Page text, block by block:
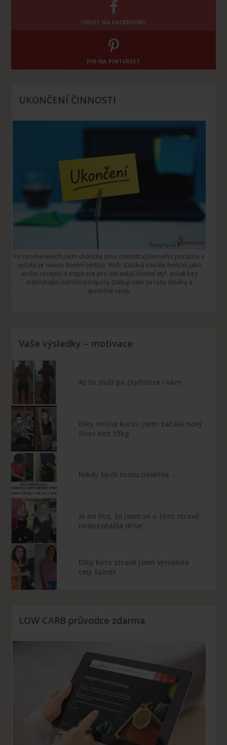
SDÍLET NA FACEBOOKU
PIN NA PINTEREST
UKONČENÍ ČINNOSTI
Po mnoha letech jsem ukončila svou činnost výživového poradce a
vydala se novou životní cestou. Web zůstává nadále funkční jako
archiv receptů a inspirace pro zdravější životní styl, avšak bez
individuální nutriční podpory. Děkuji vám za roky důvěry a
společné cesty.
Vaše výsledky – motivace
Ať to sluší po čtyřícítce i vám
Díky online kurzu jsem začala nový
život bez 55kg
Nikdy bych tomu nevěřila …
Je mi líto, že jsem se o této stravě
nedozvěděla dříve …
Díky keto stravě jsem vyměnila
celý šatník
LOW CARB průvodce zdarma